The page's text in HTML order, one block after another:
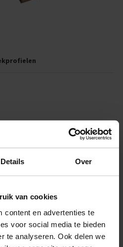
Details Over
van cookies
content en advertenties te
voor social media te bieden
te analyseren. Ook delen we